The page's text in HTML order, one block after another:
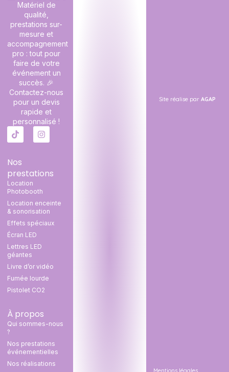
Matériel de
qualité,
prestations sur-
mesure et
accompagnement
pro : tout pour
faire de votre
événement un
succès. 🎉
Contactez-nous
pour un devis
rapide et
personnalisé !
Nos
prestations
Location
Photobooth
Location enceinte
& sonorisation
Effets spéciaux
Écran LED
Lettres LED
géantes
Livre d’or vidéo
Fumée lourde
Pistolet CO2
À propos
Qui sommes-nous
?
Nos prestations
événementielles
Nos réalisations
Site réalise parAGAP
Mentions légales